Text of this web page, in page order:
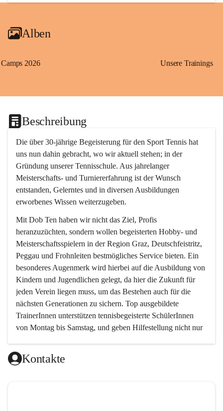
Alben
Camps 2026 Unsere Trainings
Beschreibung
Die über 30-jährige Begeisterung für den Sport Tennis hat
uns nun dahin gebracht, wo wir aktuell stehen; in der
Gründung unserer Tennisschule. Aus jahrelanger
Meisterschafts- und Turniererfahrung ist der Wunsch
entstanden, Gelerntes und in diversen Ausbildungen
erworbenes Wissen weiterzugeben.
Mit Dob Ten haben wir nicht das Ziel, Profis
heranzuzüchten, sondern wollen begeisterten Hobby- und
Meisterschaftsspielern in der Region Graz, Deutschfeistritz,
Peggau und Frohnleiten bestmögliches Service bieten. Ein
besonderes Augenmerk wird hierbei auf die Ausbildung von
Kindern und Jugendlichen gelegt, da hier die Zukunft für
jeden Verein liegen muss, um das Bestehen auch für die
nächsten Generationen zu sichern. Top ausgebildete
TrainerInnen unterstützen tennisbegeisterte SchülerInnen
von Montag bis Samstag, und geben Hilfestellung nicht nur
Da das taktische Element im Tennis von sehr vielen
Kontakte